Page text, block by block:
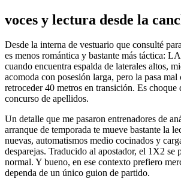
voces y lectura desde la
Desde la interna de vestuario que consulté
es menos romántica y bastante más táctica:
cuando encuentra espalda de laterales altos,
acomoda con posesión larga, pero la pasa mal
retroceder 40 metros en transición. Es choque
concurso de apellidos.
Un detalle que me pasaron entrenadores de
arranque de temporada te mueve bastante la
nuevas, automatismos medio cocinados y
desparejas. Traducido al apostador, el 1X2 se
normal. Y bueno, en ese contexto prefiero
dependa de un único guion de partido.